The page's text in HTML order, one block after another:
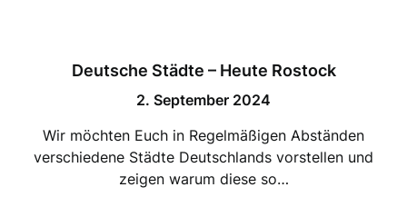
Deutsche Städte – Heute Rostock
2. September 2024
Wir möchten Euch in Regelmäßigen Abständen
verschiedene Städte Deutschlands vorstellen und
zeigen warum diese so…